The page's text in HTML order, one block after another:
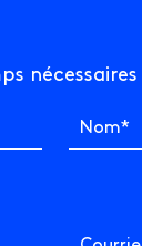
nécessaires
Nom*